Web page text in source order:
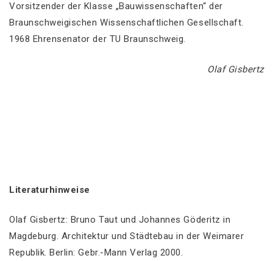
Vorsitzender der Klasse „Bauwissenschaften“ der
Braunschweigischen Wissenschaftlichen Gesellschaft.
1968 Ehrensenator der TU Braunschweig.
Olaf Gisbertz
Literaturhinweise
Olaf Gisbertz: Bruno Taut und Johannes Göderitz in
Magdeburg. Architektur und Städtebau in der Weimarer
Republik. Berlin: Gebr.-Mann Verlag 2000.